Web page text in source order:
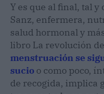
Y es que al final, tal y
Sanz, enfermera,
salud hormonal y
libro La revolución
menstruación se
sucio o como poco,
de recogida, implica